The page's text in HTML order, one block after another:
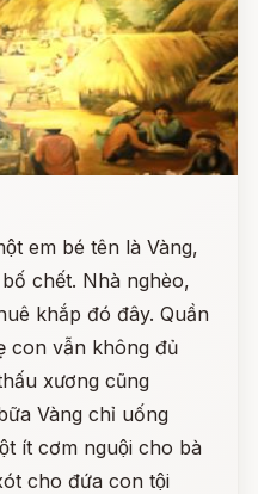
em bé tên là Vàng,
chết. Nhà nghèo,
khắp đó đây. Quần
con vẫn không đủ
xương cũng
Vàng chỉ uống
ít cơm nguội cho bà
cho đứa con tội